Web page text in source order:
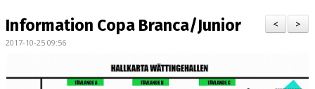
TRÄNINGSSCHEMA
>
<
Information Copa Branca/Junior
2017-10-25 09:56